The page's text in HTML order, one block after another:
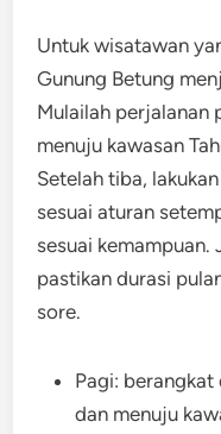
Untuk wisatawan
Gunung Betung
Mulailah perjalanan
menuju kawasan
Setelah tiba,
sesuai aturan
sesuai
pastikan durasi
sore.
Pagi: berangkat
dan menuju